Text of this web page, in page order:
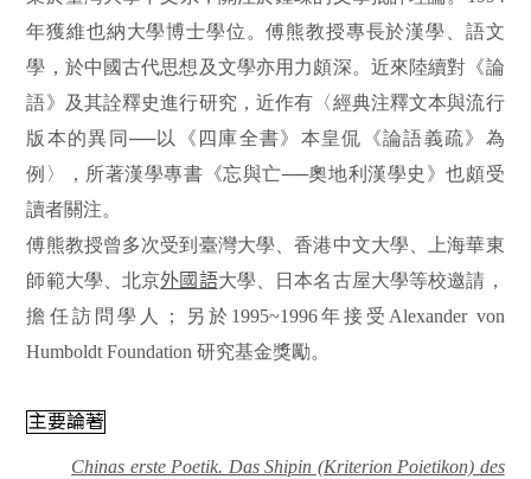
年獲維也納大學博士學位。傅熊教授專長於漢學、語文
學，於中國古代思想及文學亦用力頗深。近來陸續對《論
語》及其詮釋史進行研究，近作有〈經典注釋文本與流行
版本的異同──以《四庫全書》本皇侃《論語義疏》為
例〉，所著漢學專書《忘與亡──奧地利漢學史》也頗受
讀者關注。
傅熊教授曾多次受到臺灣大學、香港中文大學、上海華東
師範大學、北京外國語大學、日本名古屋大學等校邀請，
擔任訪問學人；另於1995~1996年接受Alexander von
Humboldt Foundation 研究基金獎勵。
主要論著
Chinas erste Poetik. Das Shipin (Kriterion Poietikon) des